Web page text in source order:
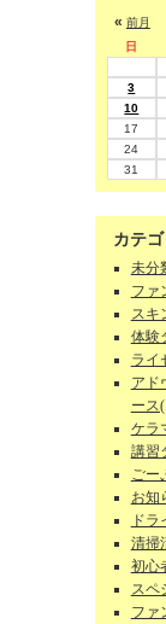
« 前月
日
3
10
17
24
31
カテゴ
未分
ファ
スキ
体験
ライ
アド
ース
ケラ
講習
ごー
お知
ド
清掃
初心
スペ
ファ